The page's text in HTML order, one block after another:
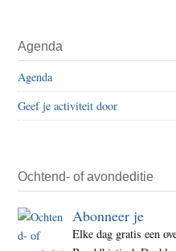
Agenda
Agenda
Geef je activiteit door
Ochtend- of avondeditie
Abonneer je
Elke dag gratis een